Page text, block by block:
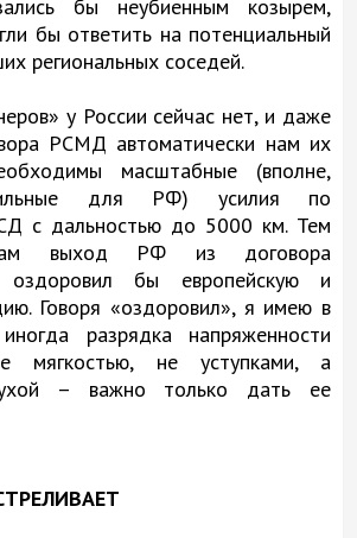
бы неубиенным козырем,
бы ответить на потенциальный
региональных соседей.
у России сейчас нет, и даже
РСМД автоматически нам их
масштабные (вполне,
для РФ) усилия по
с дальностью до 5000 км. Тем
выход РФ из договора
оздоровил бы европейскую и
Говоря «оздоровил», я имею в
разрядка напряженности
мягкостью, не уступками, а
– важно только дать ее